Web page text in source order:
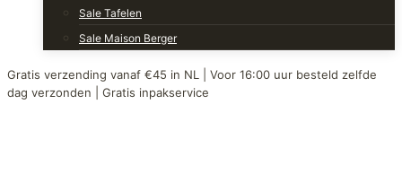
Sale Tafelen
Sale Maison Berger
Gratis verzending vanaf €45 in NL | Voor 16:00 uur besteld zelfde
dag verzonden | Gratis inpakservice